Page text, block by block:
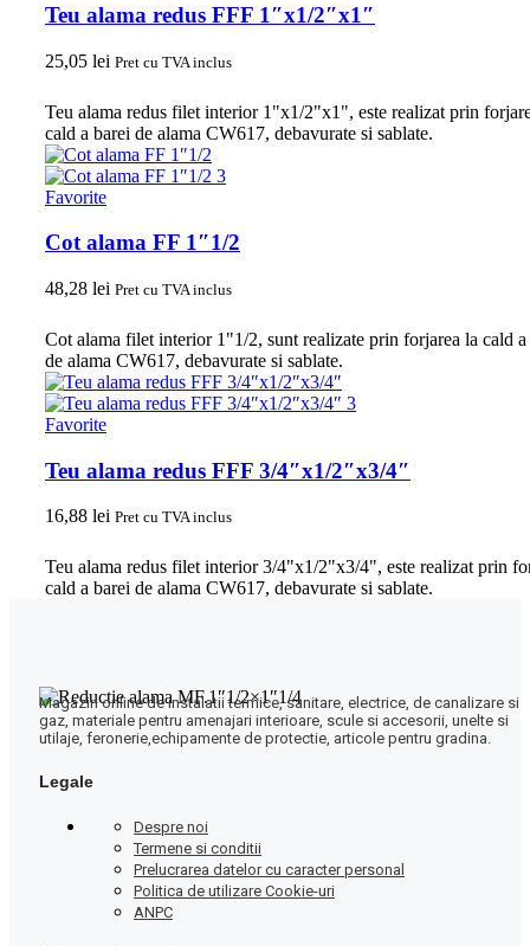
Teu alama redus FFF 1″x1/2″x1″
25,05 lei Pret cu TVA inclus
Teu alama redus filet interior 1"x1/2"x1", este realizat prin
cald a barei de alama CW617, debavurate si sablate.
Favorite
Cot alama FF 1″1/2
48,28 lei Pret cu TVA inclus
Cot alama filet interior 1"1/2, sunt realizate prin forjarea la cald a
de alama CW617, debavurate si sablate.
Favorite
Teu alama redus FFF 3/4″x1/2″x3/4″
16,88 lei Pret cu TVA inclus
Teu alama redus filet interior 3/4"x1/2"x3/4", este realizat prin
cald a barei de alama CW617, debavurate si sablate.
Magazin online de instalatii termice, sanitare, electrice, de canalizare si
gaz, materiale pentru amenajari interioare, scule si accesorii, unelte si
utilaje, feronerie,echipamente de protectie, articole pentru gradina.
Legale
Despre noi
Termene si conditii
Prelucrarea datelor cu caracter personal
Politica de utilizare Cookie-uri
ANPC